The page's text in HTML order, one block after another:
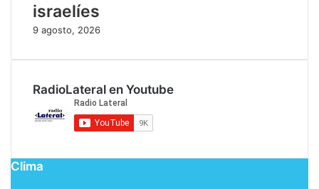
israelíes
9 agosto, 2026
RadioLateral en Youtube
Clima